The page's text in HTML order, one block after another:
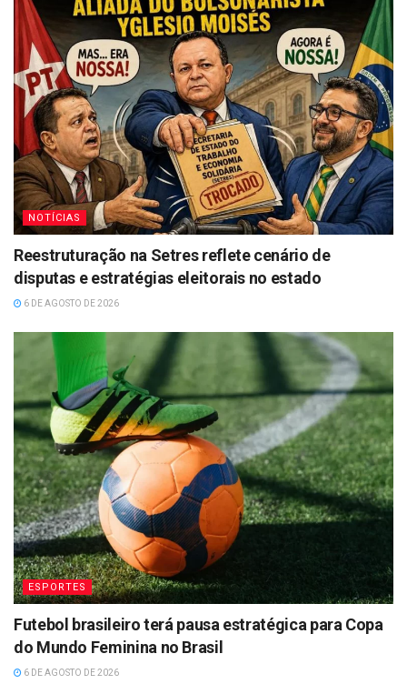
NOTÍCIAS
Reestruturação na Setres reflete cenário de
disputas e estratégias eleitorais no estado
6 DE AGOSTO DE 2026
ESPORTES
Futebol brasileiro terá pausa estratégica para Copa
do Mundo Feminina no Brasil
6 DE AGOSTO DE 2026